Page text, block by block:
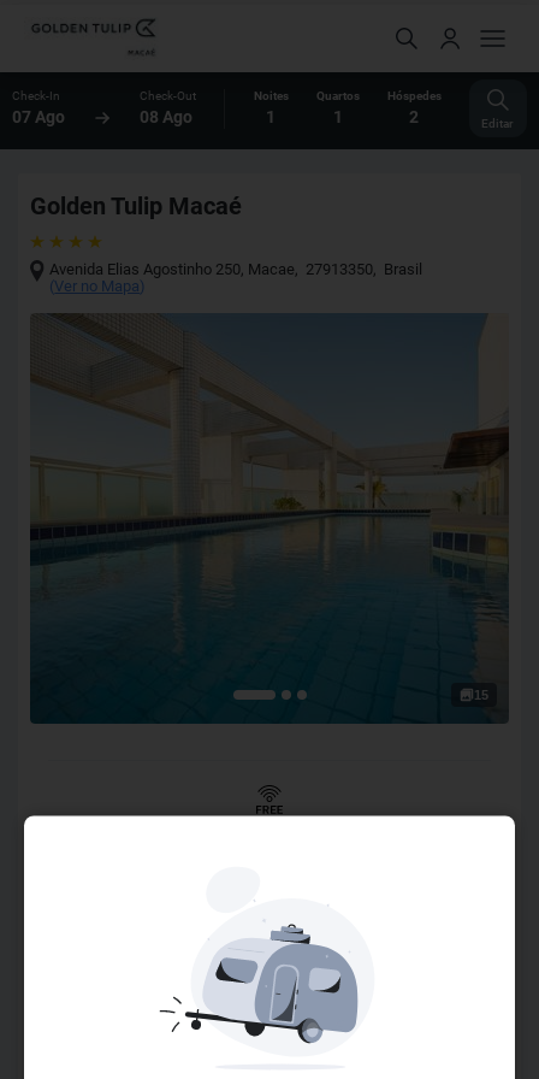
Check-In
07 Ago
Check-Out
08 Ago
Noites
1
Quartos
1
Hóspedes
2 Editar
Golden Tulip Macaé
Avenida Elias Agostinho 250, Macae, 27913350, Brasil
(Ver no Mapa)
15
O Golden Tulip Macaé possui 78 suítes, todas com
varandas e de frente para o mar. Conta ainda com 2 salões
de eventos: o salão imboassica e salão cabiúnas. Ambos,